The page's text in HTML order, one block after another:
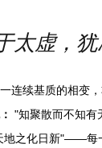
太虚，
连续基质的相变
"知聚散而不知
地之化日新"——每